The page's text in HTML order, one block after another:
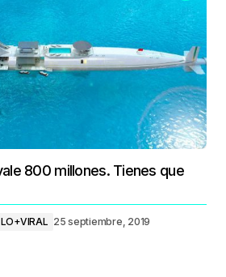
800 millones. Tienes que
LO+VIRAL 25 septiembre, 2019